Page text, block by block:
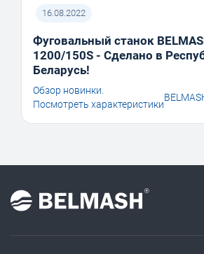
16.08.2022
Фуговальный станок
1200/150S - Сделано в
Беларусь!
Обзор новинки.
Посмотреть характеристики